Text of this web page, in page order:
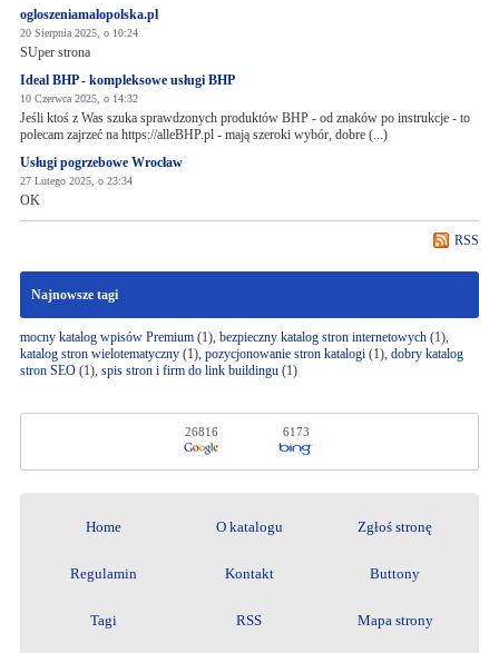
ogloszeniamalopolska.pl
20 Sierpnia 2025, o 10:24
SUper strona
Ideal BHP - kompleksowe usługi BHP
10 Czerwca 2025, o 14:32
Jeśli ktoś z Was szuka sprawdzonych produktów BHP - od znaków po instrukcje - to
polecam zajrzeć na https://alleBHP.pl - mają szeroki wybór, dobre (...)
Usługi pogrzebowe Wrocław
27 Lutego 2025, o 23:34
OK
RSS
Najnowsze tagi
mocny katalog wpisów Premium(1), bezpieczny katalog stron internetowych(1),
katalog stron wielotematyczny(1), pozycjonowanie stron katalogi(1), dobry katalog
stron SEO(1), spis stron i firm do link buildingu(1)
26816 6173
Home O katalogu Zgłoś stronę
Regulamin Kontakt Buttony
Tagi RSS Mapa strony